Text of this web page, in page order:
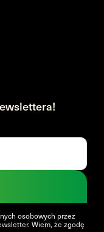
osobowych przez
Wiem, że zgodę